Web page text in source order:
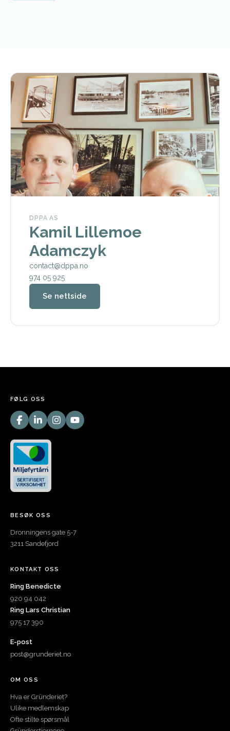
DPPA AS
Kamil Lillemoe
Adamczyk
contact@dppa.no
974 05 925
Se nettside
FØLG OSS
BESØK OSS
Dronningens gate 5-7
3211 Sandefjord
KONTAKT OSS
Ring Benedicte
920 94 042
Ring Lars Christian
975 17 390
E-post
post@grunderiet.no
OM OSS
Hva er Gründeriet?
Ulike medlemskap
Ofte stilte spørsmål